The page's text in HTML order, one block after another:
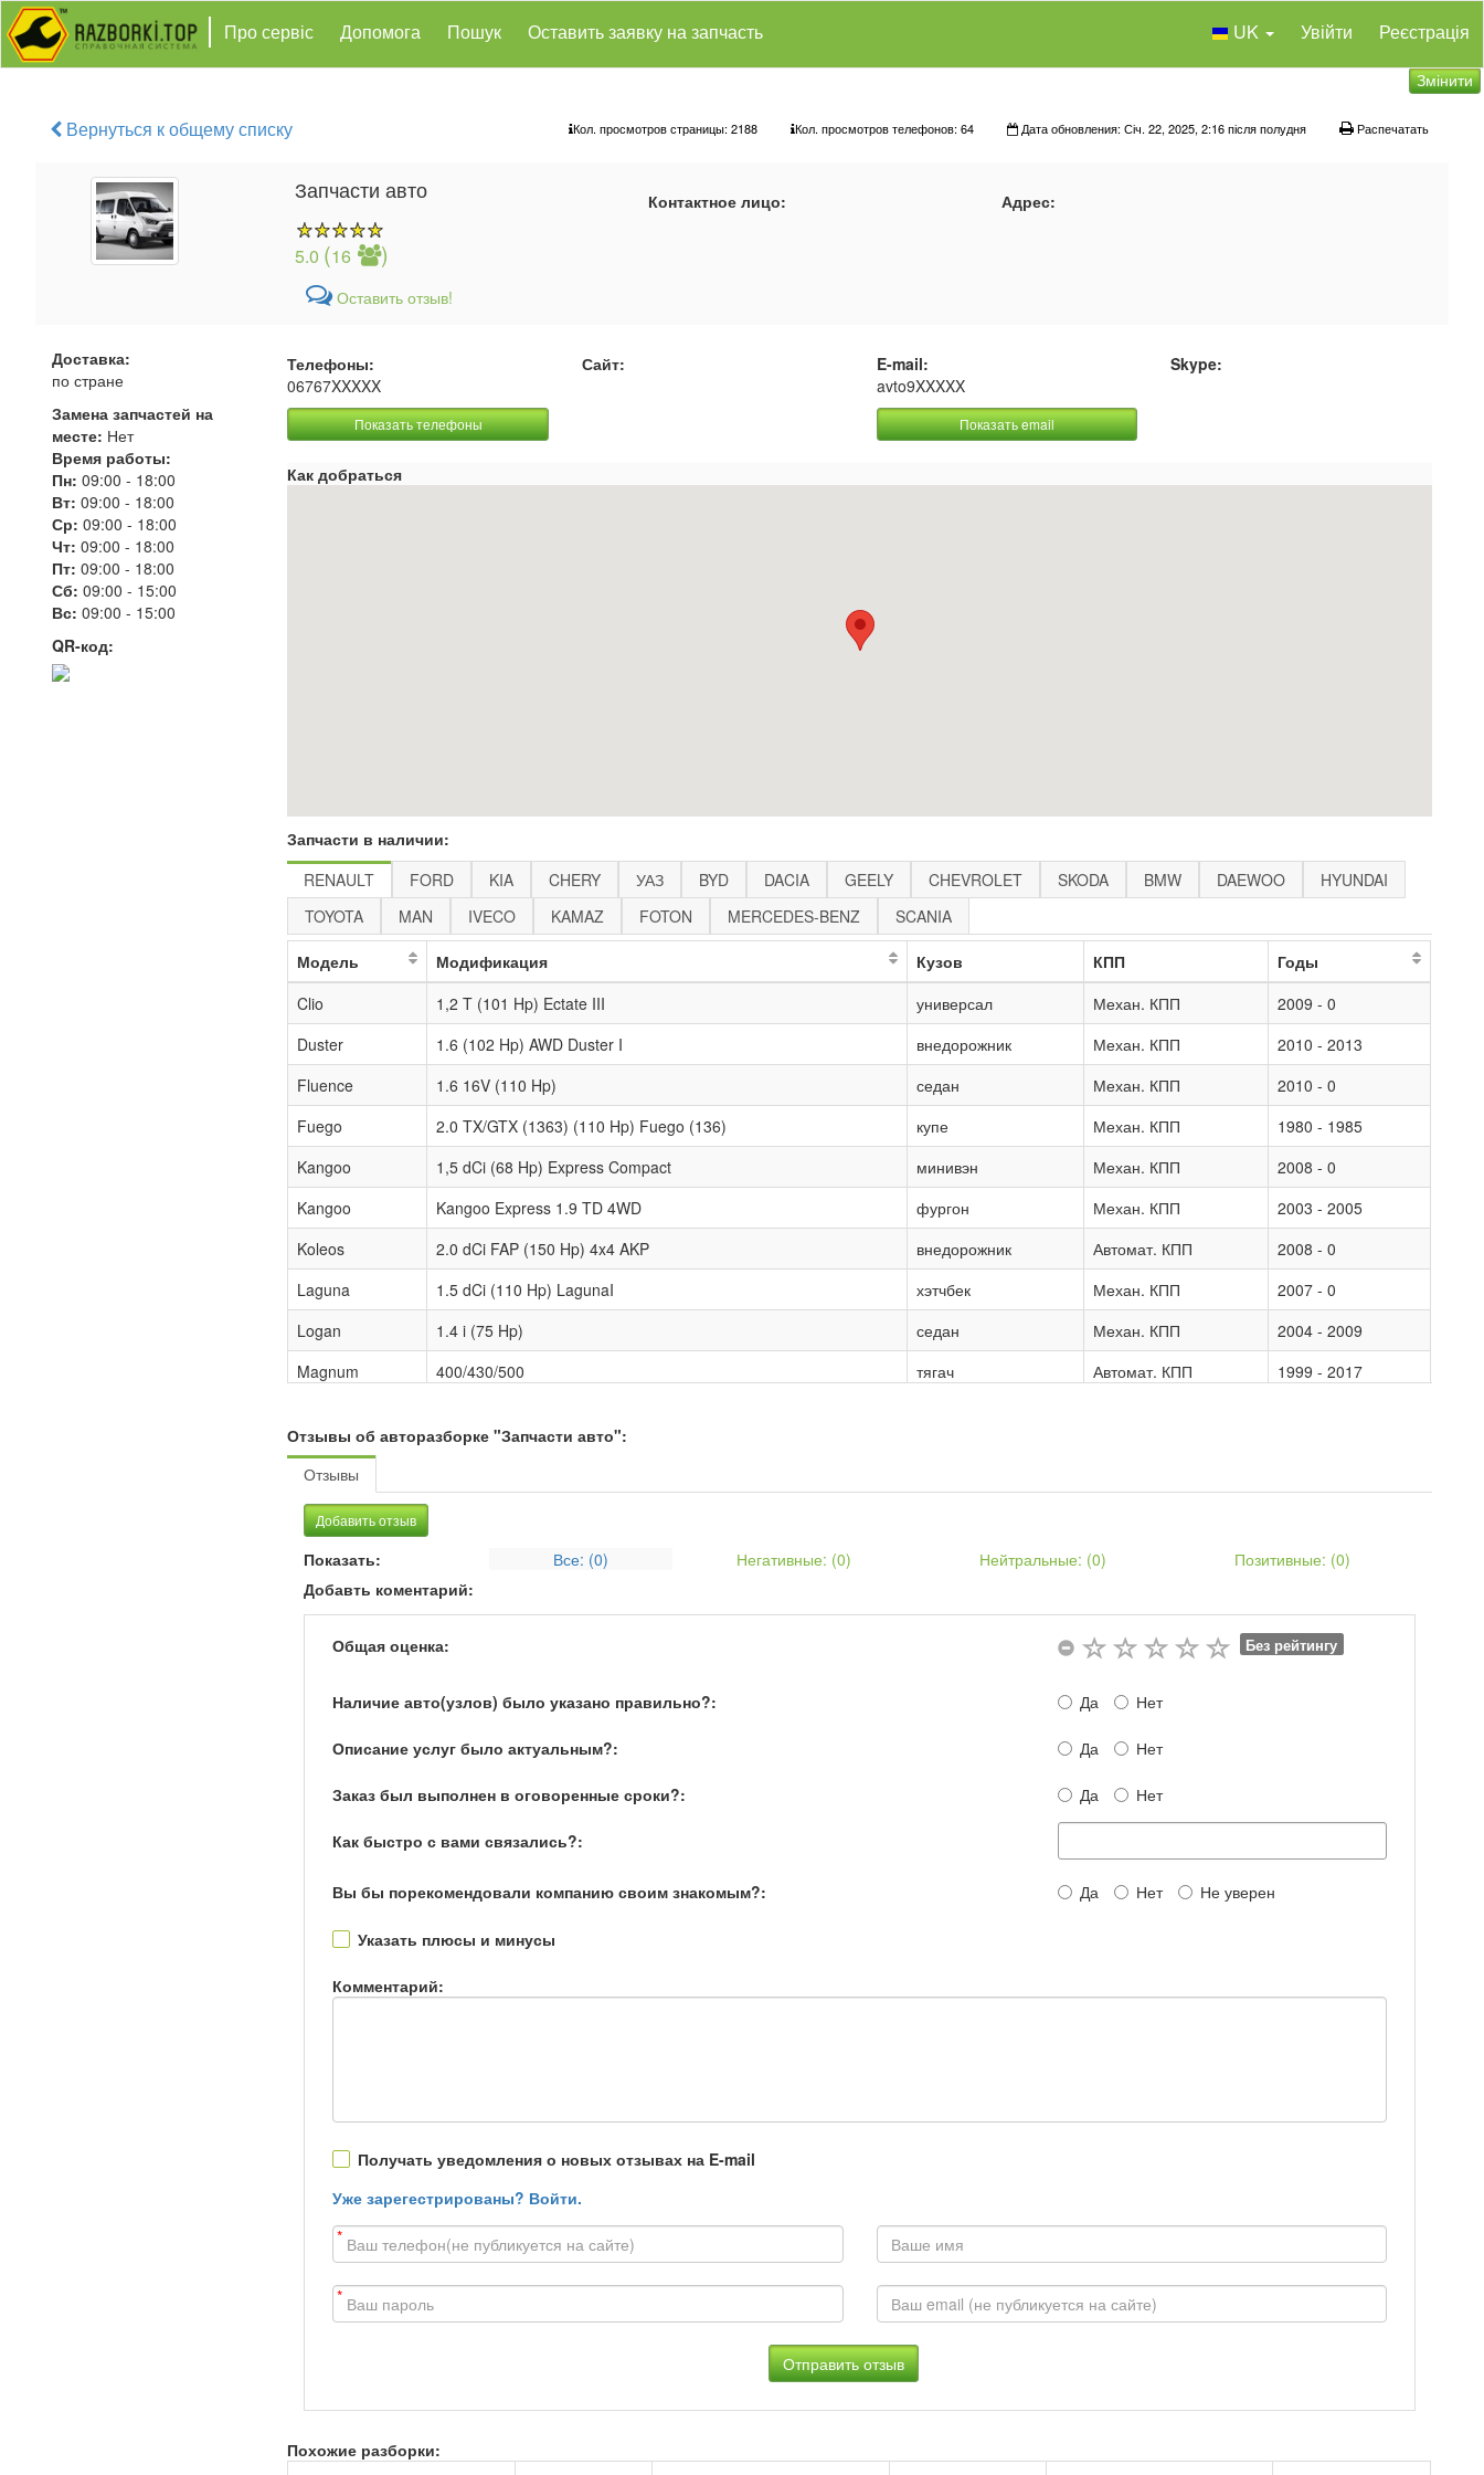
Про сервіс Допомога Пошук Оставить заявку на запчасть UK Увійти Реєстрація
Змінити
Вернуться к общему списку Кол. просмотров страницы: 2188 Кол. просмотров телефонов: 64 Дата обновления: Січ. 22, 2025, 2:16 після полудня Распечатать
Запчасти авто
5.0 (16 )
Оставить отзыв!
Контактное лицо: Адрес:
Доставка:
по стране
Замена запчастей на
месте: Нет
Время работы:
Пн: 09:00 - 18:00
Вт: 09:00 - 18:00
Ср: 09:00 - 18:00
Чт: 09:00 - 18:00
Пт: 09:00 - 18:00
Сб: 09:00 - 15:00
Вс: 09:00 - 15:00
QR-код:
Телефоны:
06767XXXXX
Показать телефоны
Сайт:
E-mail:
avto9XXXXX
Показать email
Skype:
Как добраться
Запчасти в наличии:
RENAULT
FORD KIA CHERY УАЗ BYD DACIA GEELY CHEVROLET SKODA BMW DAEWOO
HYUNDAI
TOYOTA
MAN IVECO KAMAZ FOTON MERCEDES-BENZ SCANIA
Модель Модификация Кузов КПП
Годы
Clio
1,2 T (101 Hp) Ectate III универсал Механ. КПП
2009 - 0
Duster
1.6 (102 Hp) AWD Duster I внедорожник Механ. КПП
2010 - 2013
Fluence
1.6 16V (110 Hp) седан Механ. КПП
2010 - 0
Fuego
2.0 TX/GTX (1363) (110 Hp) Fuego (136) купе Механ. КПП
1980 - 1985
Kangoo
1,5 dCi (68 Hp) Express Compact минивэн Механ. КПП
2008 - 0
Kangoo
Kangoo Express 1.9 TD 4WD фургон Механ. КПП
2003 - 2005
Koleos
2.0 dCi FAP (150 Hp) 4x4 AKP внедорожник Автомат. КПП
2008 - 0
Laguna
1.5 dCi (110 Hp) LagunaI хэтчбек Механ. КПП
2007 - 0
Logan
1.4 i (75 Hp) седан Механ. КПП
2004 - 2009
Magnum
400/430/500 тягач Автомат. КПП
1999 - 2017
Megane
Отзывы об авторазборке "Запчасти авто":
Отзывы
Добавить отзыв
Показать: Все: (0) Негативные: (0) Нейтральные: (0) Позитивные: (0)
Добавть коментарий:
Общая оценка: Без рейтингу
Наличие авто(узлов) было указано правильно?: Да Нет
Описание услуг было актуальным?: Да Нет
Заказ был выполнен в оговоренные сроки?: Да Нет
Как быстро с вами связались?:
Вы бы порекомендовали компанию своим знакомым?: Да Нет Не уверен
Указать плюсы и минусы
Комментарий:
Получать уведомления о новых отзывах на E-mail
Уже зарегестрированы? Войти.
*
*
Похожие разборки: